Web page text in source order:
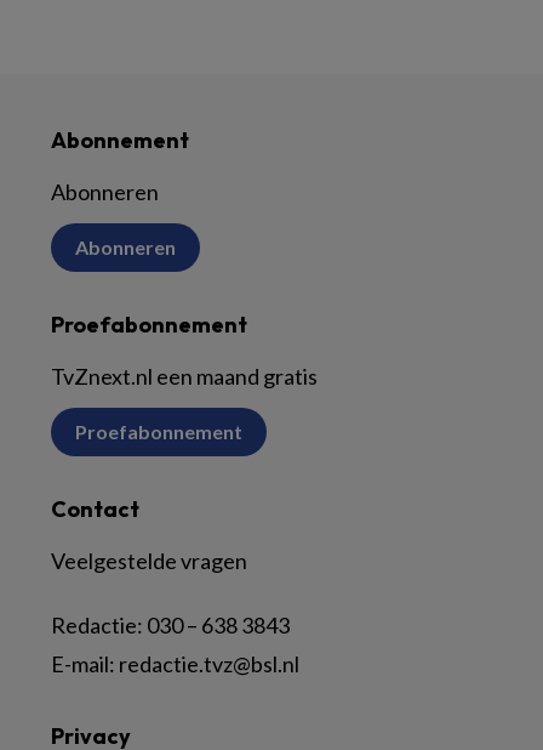
Abonnement
Abonneren
Abonneren
Proefabonnement
TvZnext.nl een maand gratis
Proefabonnement
Contact
Veelgestelde vragen
Redactie: 030 – 638 3843
E-mail: redactie.tvz@bsl.nl
Privacy